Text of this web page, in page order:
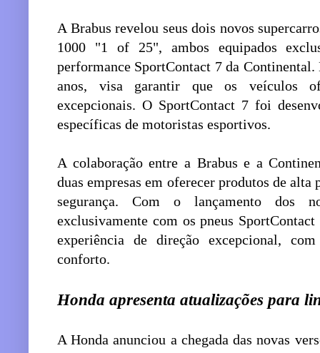
A Brabus revelou seus dois novos
1000 "1 of 25", ambos equipados
performance SportContact 7 da
anos, visa garantir que os veículos
excepcionais. O SportContact 7 foi
específicas de motoristas esportivos.
A colaboração entre a Brabus e a
duas empresas em oferecer produtos de
segurança. Com o lançamento dos
exclusivamente com os pneus
experiência de direção excepcional,
conforto.
Honda apresenta atualizações para
A Honda anunciou a chegada das novas